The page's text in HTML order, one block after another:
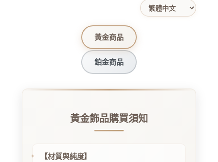
黃金商品
鉑金商品
黃金飾品購買須知
【材質與純度】